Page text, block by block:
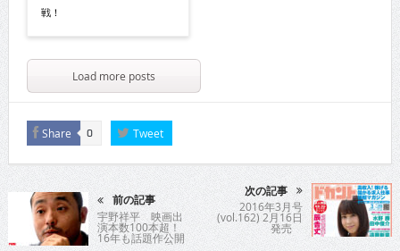
戦！
Load more posts
Share 0 Tweet
前の記事
宇野祥平 映画出
演本数100本超！
16年も話題作公開
次の記事
2016年3月号
(vol.162) 2月16日
発売